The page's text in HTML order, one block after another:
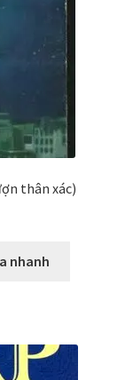
thân xác)
nhanh